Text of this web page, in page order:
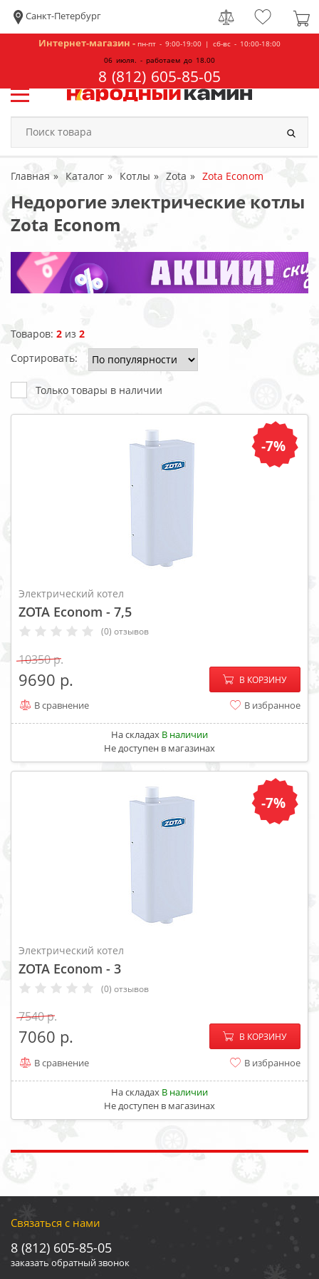
Санкт-Петербург
Интернет-магазин - пн-пт - 9:00-19:00 | сб-вс - 10:00-18:00
06 июля. - работаем до 18.00
8 (812) 605-85-05
Главная Каталог Котлы Zota Zota Econom
Недорогие электрические котлы
Zota Econom
Товаров: 2 из 2
Сортировать:
Только товары в наличии
-7%
Электрический котел
ZOTA Econom - 7,5
(0) отзывов
10350
9690 − +
В КОРЗИНУ
В сравнение В избранное
На складах В наличии
Не доступен в магазинах
-7%
Электрический котел
ZOTA Econom - 3
(0) отзывов
7540
7060 − +
В КОРЗИНУ
В сравнение В избранное
На складах В наличии
Не доступен в магазинах
Связаться с нами
8 (812) 605-85-05
заказать обратный звонок